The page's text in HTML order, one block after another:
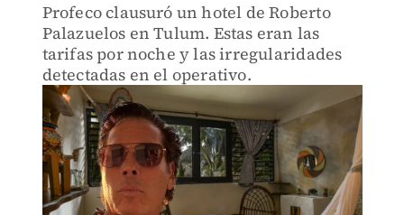
Profeco clausuró un hotel de Roberto
Palazuelos en Tulum. Estas eran las
tarifas por noche y las irregularidades
detectadas en el operativo.